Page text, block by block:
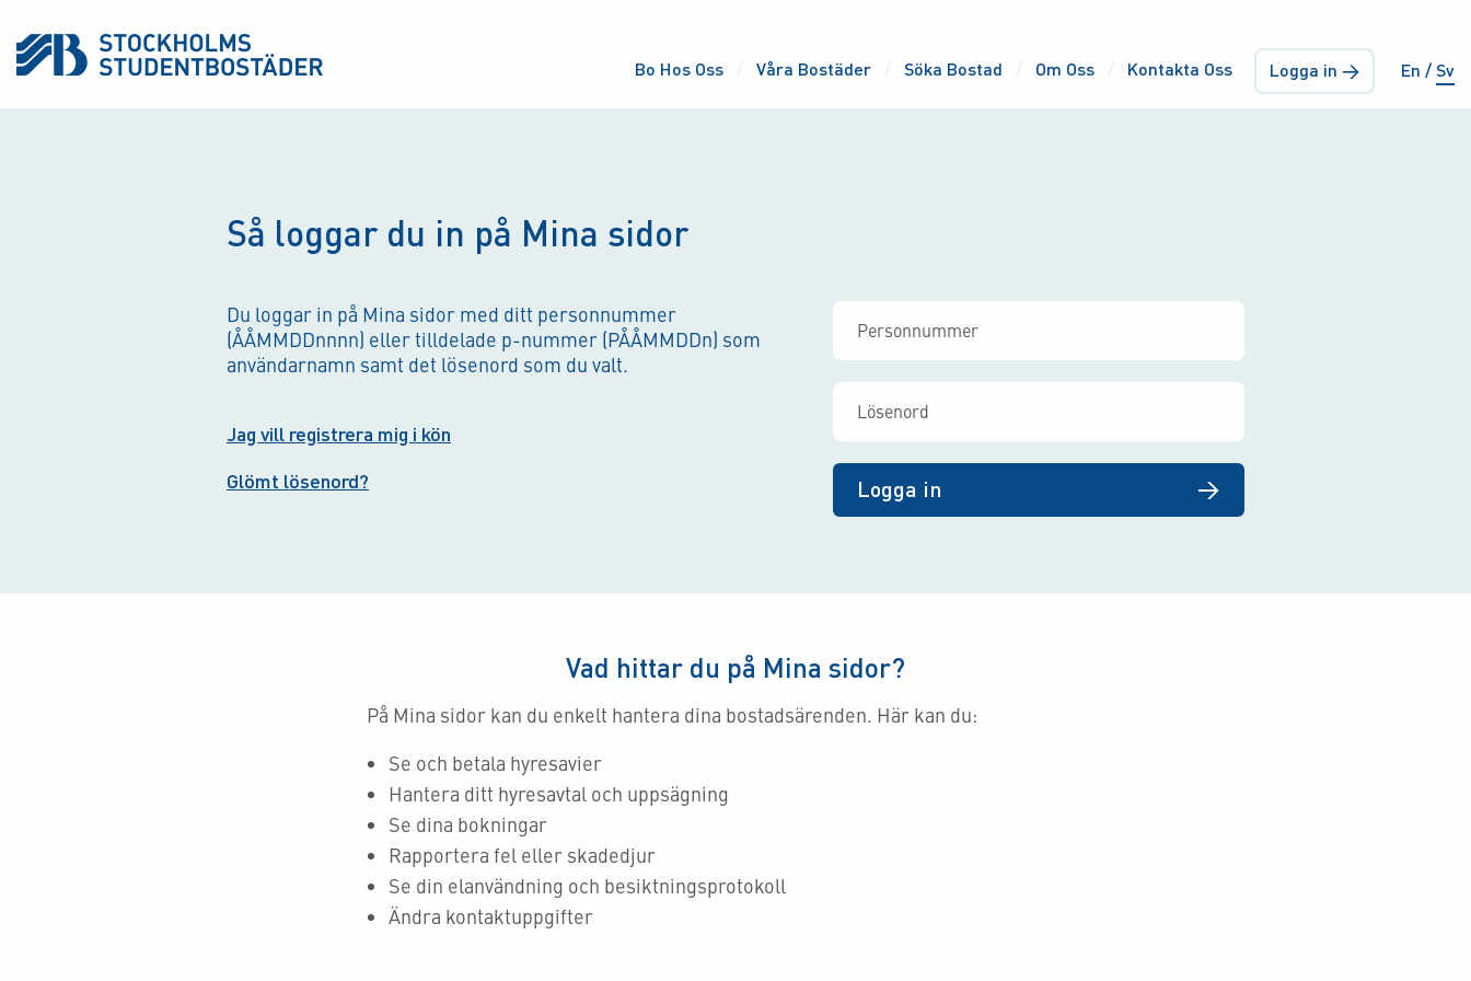
Bo Hos Oss Våra Bostäder Söka Bostad Om Oss Kontakta Oss Logga in → En Sv
Så loggar du in på Mina sidor
Du loggar in på Mina sidor med ditt personnummer
(ÅÅMMDDnnnn) eller tilldelade p-nummer (PÅÅMMDDn) som
användarnamn samt det lösenord som du valt.
Jag vill registrera mig i kön
Glömt lösenord?
Logga in
Vad hittar du på Mina sidor?
På Mina sidor kan du enkelt hantera dina bostadsärenden. Här kan du:
Se och betala hyresavier
Hantera ditt hyresavtal och uppsägning
Se dina bokningar
Rapportera fel eller skadedjur
Se din elanvändning och besiktningsprotokoll
Ändra kontaktuppgifter